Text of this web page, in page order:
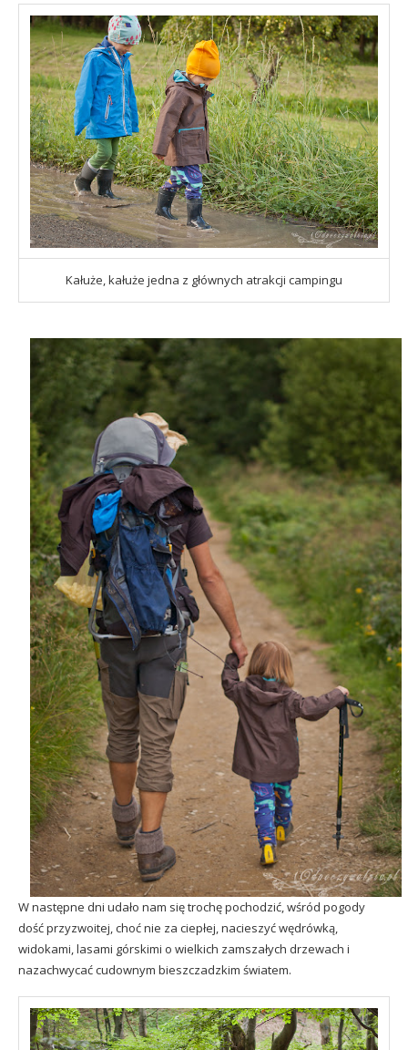
Kałuże, kałuże jedna z głównych atrakcji campingu
W następne dni udało nam się trochę pochodzić, wśród pogody
dość przyzwoitej, choć nie za ciepłej, nacieszyć wędrówką,
widokami, lasami górskimi o wielkich zamszałych drzewach i
nazachwycać cudownym bieszczadzkim światem.